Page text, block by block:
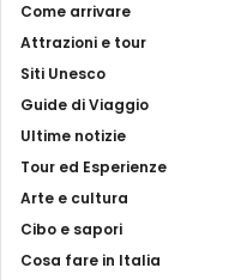
Come arrivare
Attrazioni e tour
Siti Unesco
Guide di Viaggio
Ultime notizie
Tour ed Esperienze
Arte e cultura
Cibo e sapori
Cosa fare in Italia